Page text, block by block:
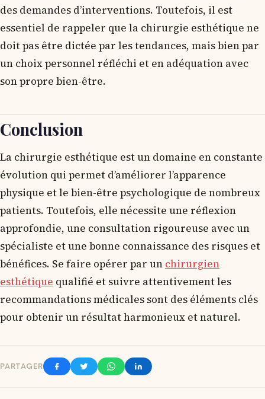
des demandes d’interventions. Toutefois, il est
essentiel de rappeler que la chirurgie esthétique ne
doit pas être dictée par les tendances, mais bien par
un choix personnel réfléchi et en adéquation avec
son propre bien-être.
Conclusion
La chirurgie esthétique est un domaine en constante
évolution qui permet d’améliorer l’apparence
physique et le bien-être psychologique de nombreux
patients. Toutefois, elle nécessite une réflexion
approfondie, une consultation rigoureuse avec un
spécialiste et une bonne connaissance des risques et
bénéfices. Se faire opérer par un chirurgien
esthétique qualifié et suivre attentivement les
recommandations médicales sont des éléments clés
pour obtenir un résultat harmonieux et naturel.
PARTAGER